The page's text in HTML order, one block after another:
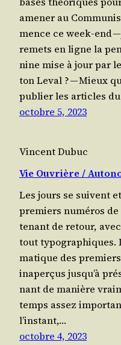
ame­ner au
mence ce week-end —
remets en ligne la
nine mise à jour par
ton Leval ? — Mieux
publier les articles
octobre 5, 2023
Vincent Dubuc
Vie Ouvrière /​
Les jours se suivent
pre­miers numé­ros
te­nant de retour,
tout typo­gra­phiques.
ma­tique des
inaper­çus jus­qu’à
nant de manière
temps assez
l’ins­tant,…
octobre 4, 2023